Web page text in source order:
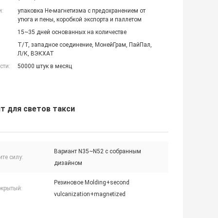
упаковка Не-магнетизма с предохранением от
утюга и пены, коробкой экспорта и паллетом
15~35 дней основанных на количестве
Т/Т, западное соединение, МонейГрам, ПайПал,
Л/К, ВЭКХАТ
50000 штук в месяц
для светов такси
силу:
Вариант N35~N52 с собранным
дизайном
Резиновое Molding+second
vulcanization+magnetized